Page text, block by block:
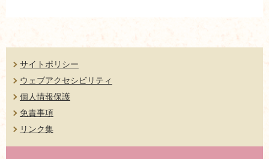
サイトポリシー
ウェブアクセシビリティ
個人情報保護
免責事項
リンク集